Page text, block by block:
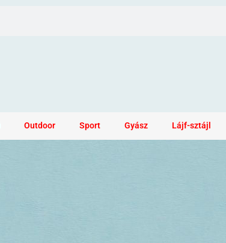
Outdoor Sport Gyász Lájf-sztájl